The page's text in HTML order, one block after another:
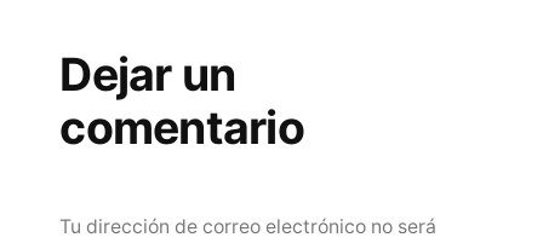
Dejar un
comentario
Tu dirección de correo electrónico no será